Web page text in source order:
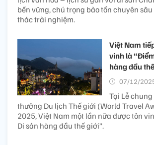
bền vững, chú trọng bảo tồn chuyên
thác trải nghiệm.
Việt Nam
vinh là
hàng đầu
07/12/
Tại Lễ
thưởng Du lịch Thế giới (World Travel
2025, Việt Nam một lần nữa được tôn
Di sản hàng đầu thế giới”.